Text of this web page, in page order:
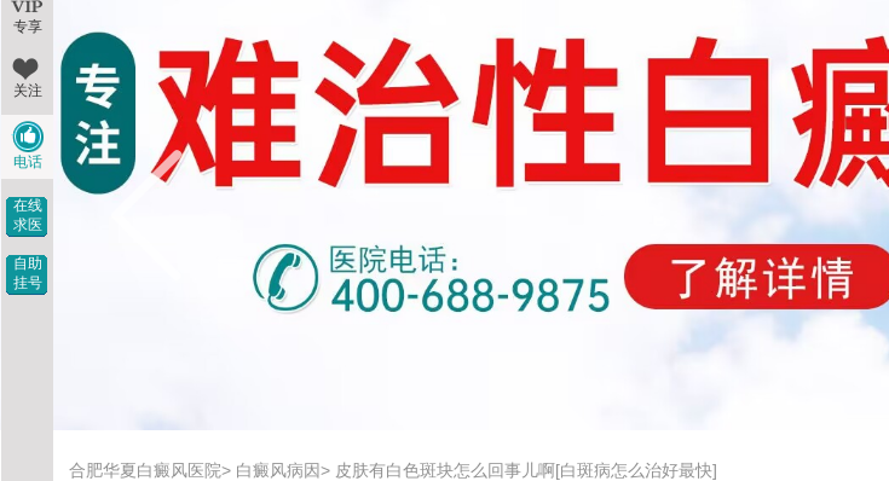
合肥华夏白癜风医院> 白癜风病因> 皮肤有白色斑块怎么回事儿啊[白斑病怎么治好最快]
专享
关注
电话
在线
求医
自助
挂号